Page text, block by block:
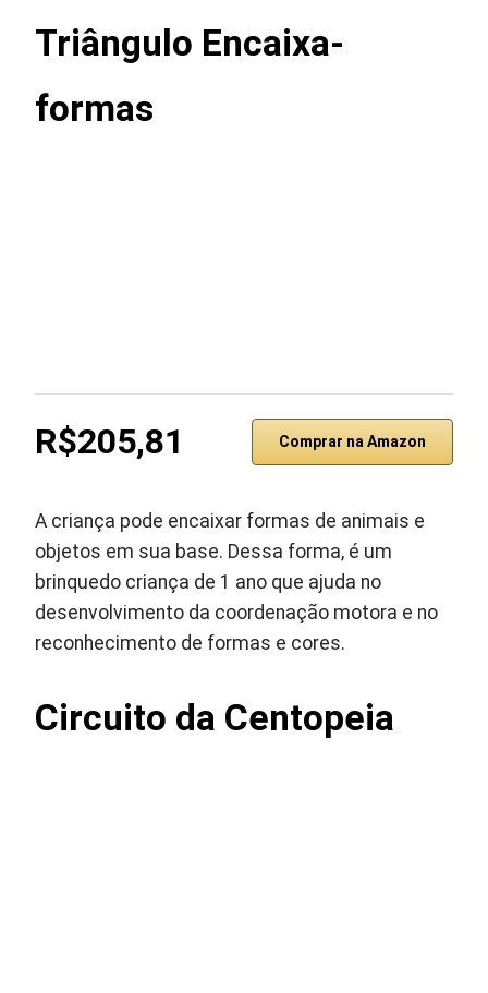
Triângulo Encaixa-
formas
R$205,81 Comprar na Amazon
A criança pode encaixar formas de animais e
objetos em sua base. Dessa forma, é um
brinquedo criança de 1 ano que ajuda no
desenvolvimento da coordenação motora e no
reconhecimento de formas e cores.
Circuito da Centopeia